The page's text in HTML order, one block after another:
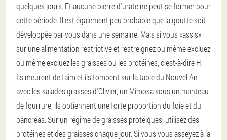
quelques jours. Et aucune pierre d'urate ne peut se former pour
cette période. Il est également peu probable que la goutte soit
développée par vous dans une semaine. Mais si vous «assis»
sur une alimentation restrictive et restreignez ou même excluez
ou même excluez les graisses ou les protéines, c'est-à-dire H.
Ils meurent de faim et ils tombent sur la table du Nouvel An
avec les salades grasses d'Olivier, un Mimosa sous un manteau
de fourrure, ils obtiennent une forte proportion du foie et du
pancréas. Sur un régime de graisses protéiques, utilisez des
protéines et des graisses chaque jour. Si vous vous asseyez à la